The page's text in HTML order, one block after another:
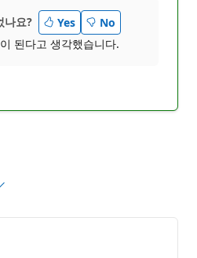
나요? Yes
No
된다고 생각했습니다.